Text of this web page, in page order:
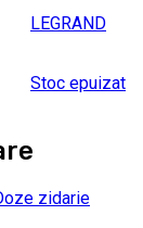
LEGRAND
Stoc epuizat
zidarie